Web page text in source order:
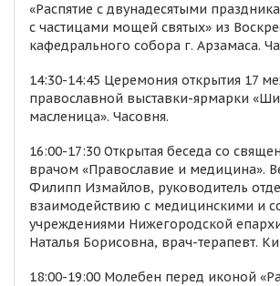
«Распятие с двунадесятыми
с частицами мощей святых» из
кафедрального собора г. Арзамаса.
14:30-14:45 Церемония открытия 17
православной выставки-ярмарки
масленица». Часовня.
16:00-17:30 Открытая беседа со
врачом «Православие и медицина».
Филипп Измайлов, руководитель
взаимодействию с медицинскими и
учреждениями Нижегородской
Наталья Борисовна, врач-терапевт.
18:00-19:00 Молебен перед иконой